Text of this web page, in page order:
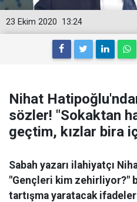
13:24
23 Ekim 2020
Nihat
sözler! "Sokaktan
geçtim, kızlar bira
Sabah yazarı ilahiyatçı
"Gençleri kim zehirliyor?"
tartışma yaratacak